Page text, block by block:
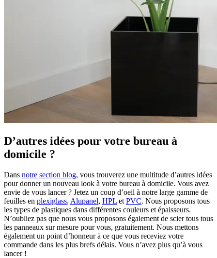
D’autres idées pour votre bureau à
domicile ?
Dans notre section blog, vous trouverez une multitude d’autres idées
pour donner un nouveau look à votre bureau à domicile. Vous avez
envie de vous lancer ? Jetez un coup d’oeil à notre large gamme de
feuilles en plexiglass, Alupanel, HPL et PVC. Nous proposons tous
les types de plastiques dans différentes couleurs et épaisseurs.
N’oubliez pas que nous vous proposons également de scier tous tous
les panneaux sur mesure pour vous, gratuitement. Nous mettons
également un point d’honneur à ce que vous receviez votre
commande dans les plus brefs délais. Vous n’avez plus qu’à vous
lancer !